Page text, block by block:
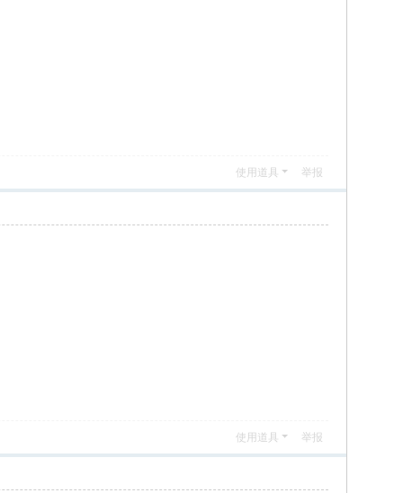
使用道具 举报
使用道具 举报